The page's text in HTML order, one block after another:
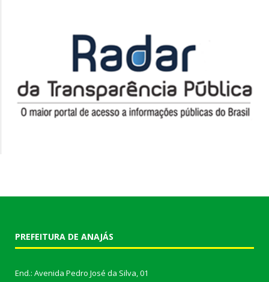
PREFEITURA DE ANAJÁS
End.: Avenida Pedro José da Silva, 01